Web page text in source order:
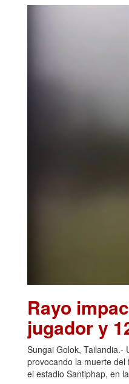
Rayo
jugador y
Sungai Golok, Tailandia.-
provocando la muerte
el estadio Santiphap, en